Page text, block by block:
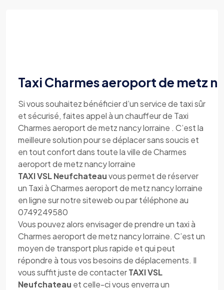
Taxi Charmes aeroport de metz
Si vous souhaitez bénéficier d’un service de taxi sûr
et sécurisé, faites appel à un chauffeur de Taxi
Charmes aeroport de metz nancy lorraine . C’est la
meilleure solution pour se déplacer sans soucis et
en tout confort dans toute la ville de Charmes
aeroport de metz nancy lorraine
TAXI VSL Neufchateauvous permet de réserver
un Taxi à Charmes aeroport de metz nancy lorraine
en ligne sur notre siteweb ou par téléphone au
0749249580
Vous pouvez alors envisager de prendre un taxi à
Charmes aeroport de metz nancy lorraine. C’est un
moyen de transport plus rapide et qui peut
répondre à tous vos besoins de déplacements. Il
vous suffit juste de contacterTAXI VSL
Neufchateau et celle-ci vous enverra un